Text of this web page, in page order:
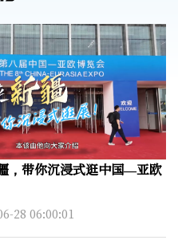
，带你沉浸式逛中国—亚欧
28 06:00:01